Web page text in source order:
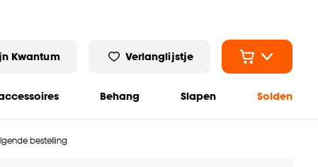
Kwantum Verlanglijstje
Behang Slapen Solden
bestelling